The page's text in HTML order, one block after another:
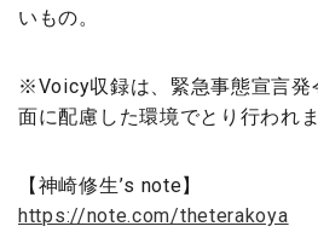
いもの。
※Voicy収録は、緊急事態宣言発
面に配慮した環境でとり行われま
【神崎修生’s note】
https://note.com/theterakoya